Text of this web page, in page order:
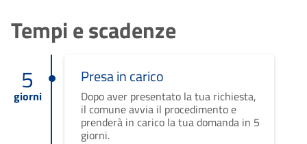
Tempi e scadenze
5
giorni
Presa in carico
Dopo aver presentato la tua richiesta,
il comune avvia il procedimento e
prenderà in carico la tua domanda in 5
giorni.